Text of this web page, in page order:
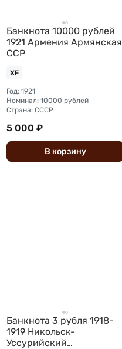
Банкнота 10000 рублей
1921 Армения Армянская
ССР
XF
Год: 1921
Номинал: 10000 рублей
Страна: СССР
5 000 ₽
В корзину
Банкнота 3 рубля 1918-
1919 Никольск-
Уссурийский